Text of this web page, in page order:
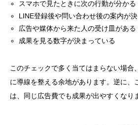
スマホで見たときに次の行動が分かる
LINE登録後や問い合わせ後の案内が
広告や媒体から来た人の受け皿がある
成果を見る数字が決まっている
このチェックで多く当てはまらない場合
に導線を整える余地があります。逆に、
は、同じ広告費でも成果が出やすくなり